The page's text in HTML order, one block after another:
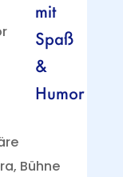
mit
Spaß
&
Humor
Bühne